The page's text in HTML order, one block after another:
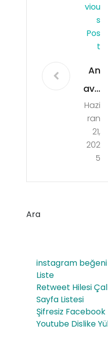
Viou
S
Pos
T
An
ava
r
Kull
anı
mıy
la
a
Ha
ngi
Biy
Hazi
ran
21,
202
5
Ara
instagram
Liste
Retweet Hilesi
Sayfa Listesi
Şifresiz
Youtube Dislike